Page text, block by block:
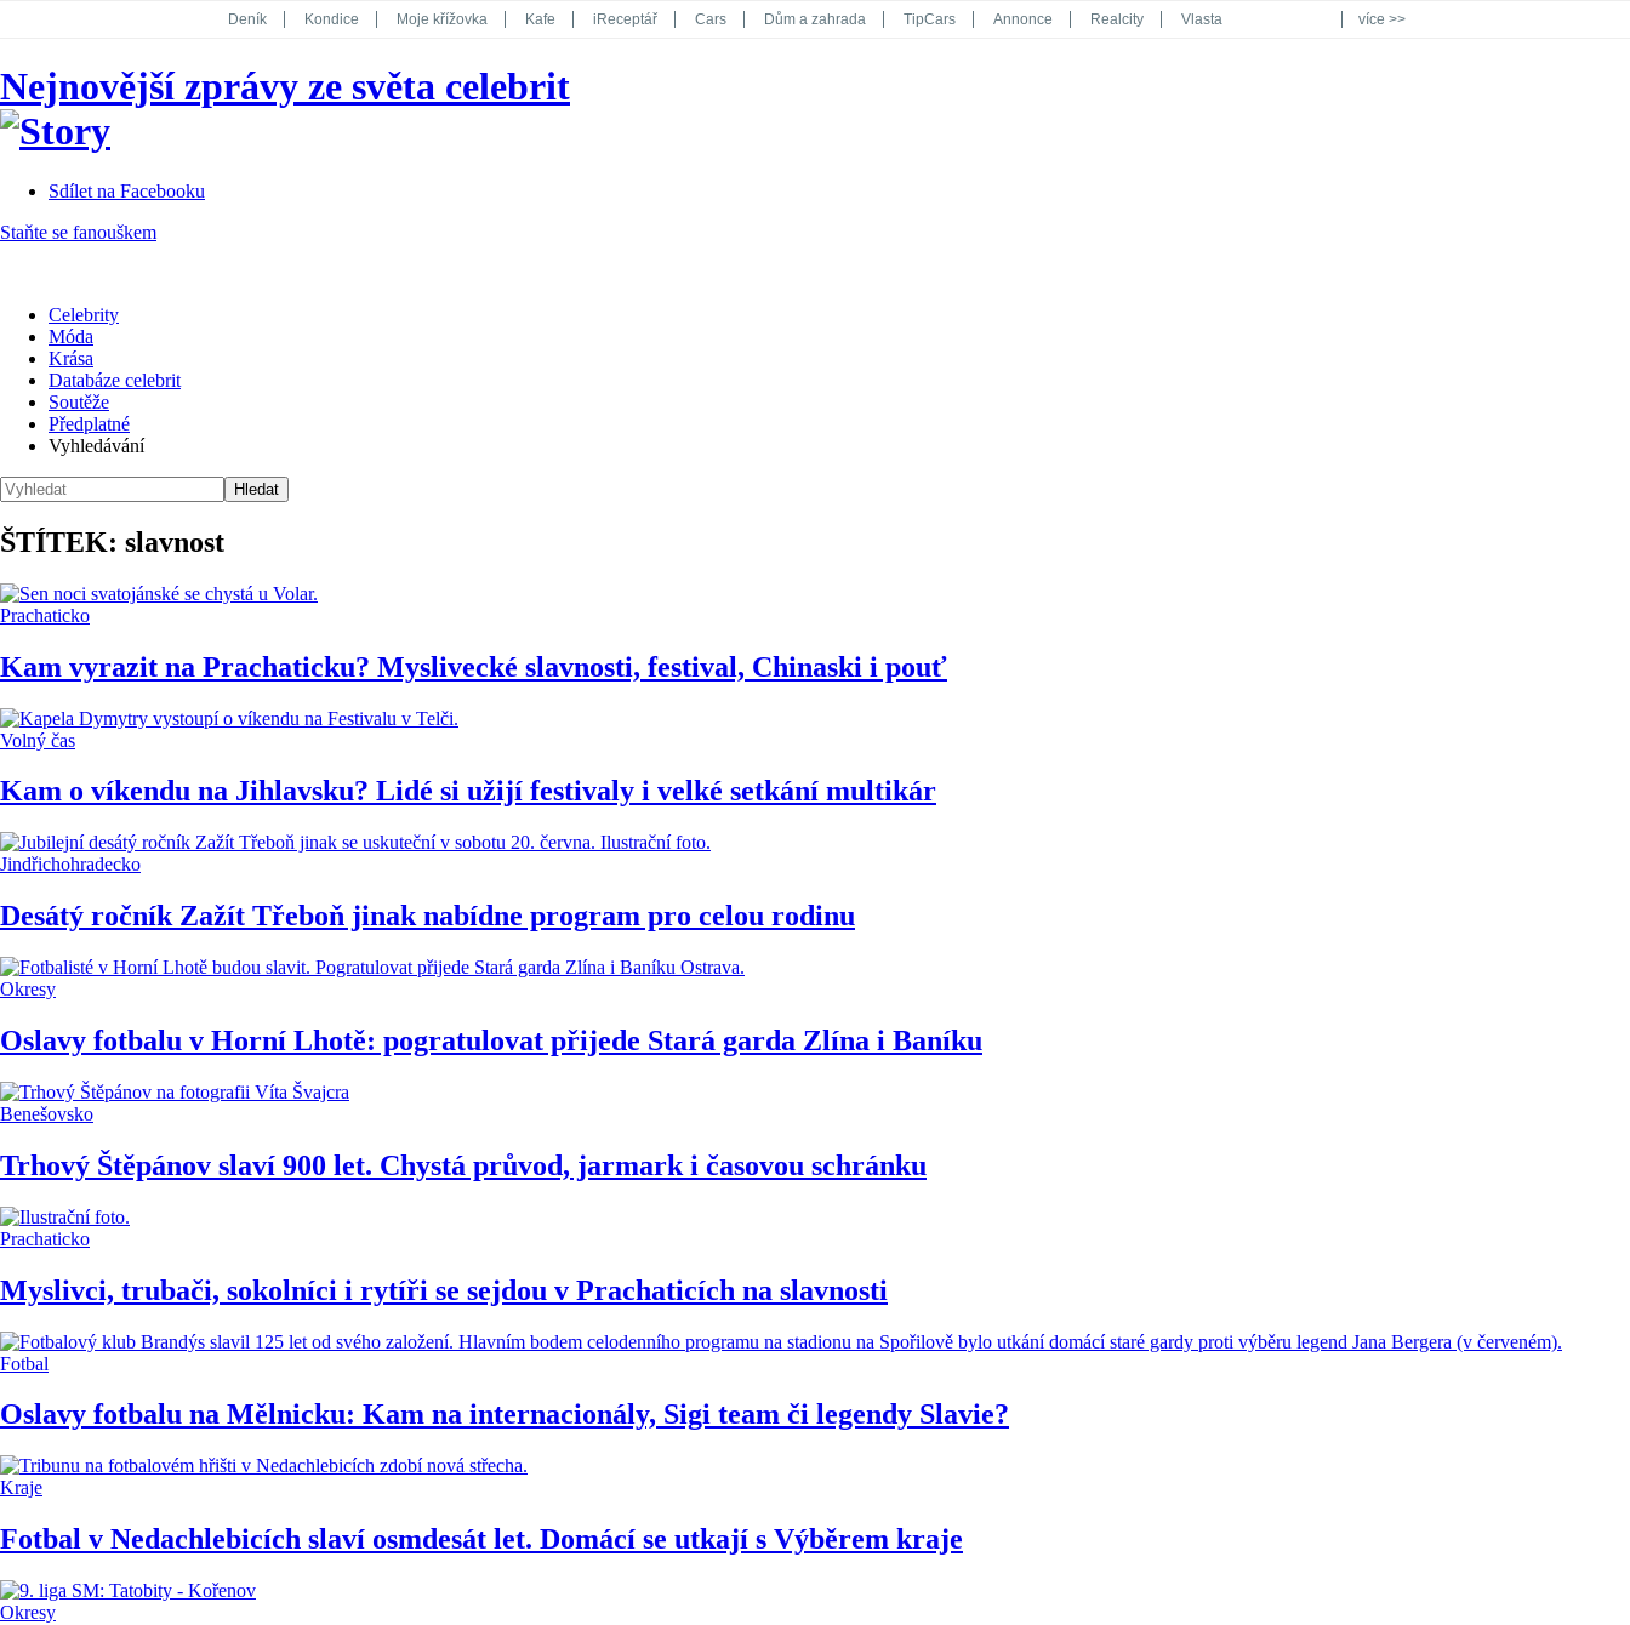
Deník Kondice Moje křížovka Kafe iReceptář Cars Dům a zahrada TipCars Annonce Realcity Vlasta
Koktejl
více >>
Nejnovější zprávy ze světa celebrit
Sdílet na Facebooku
Staňte se fanouškem
Celebrity
Móda
Krása
Databáze celebrit
Soutěže
Předplatné
Vyhledávání
ŠTÍTEK: slavnost
Prachaticko
Kam vyrazit na Prachaticku? Myslivecké slavnosti, festival, Chinaski i pouť
Volný čas
Kam o víkendu na Jihlavsku? Lidé si užijí festivaly i velké setkání multikár
Jindřichohradecko
Desátý ročník Zažít Třeboň jinak nabídne program pro celou rodinu
Okresy
Oslavy fotbalu v Horní Lhotě: pogratulovat přijede Stará garda Zlína i Baníku
Benešovsko
Trhový Štěpánov slaví 900 let. Chystá průvod, jarmark i časovou schránku
Prachaticko
Myslivci, trubači, sokolníci i rytíři se sejdou v Prachaticích na slavnosti
Fotbal
Oslavy fotbalu na Mělnicku: Kam na internacionály, Sigi team či legendy Slavie?
Kraje
Fotbal v Nedachlebicích slaví osmdesát let. Domácí se utkají s Výběrem kraje
Okresy